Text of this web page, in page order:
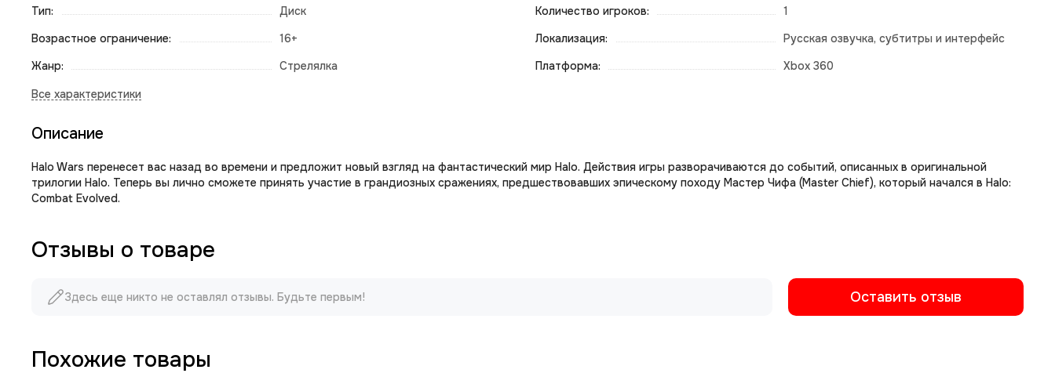
Тип:
Диск
Возрастное ограничение:
16+
Жанр:
Стрелялка
Количество игроков:
1
Локализация:
Русская озвучка, субтитры и интерфейс
Платформа:
Xbox 360
Описание
Halo Wars перенесет вас назад во времени и предложит новый взгляд на фантастический мир Halo. Действия игры разворачиваются до событий, описанных в оригинальной
трилогии Halo. Теперь вы лично сможете принять участие в грандиозных сражениях, предшествовавших эпическому походу Мастер Чифа (Master Chief), который начался в Halo:
Combat Evolved.
Отзывы о товаре
Здесь еще никто не оставлял отзывы. Будьте первым! Оставить отзыв
Похожие товары